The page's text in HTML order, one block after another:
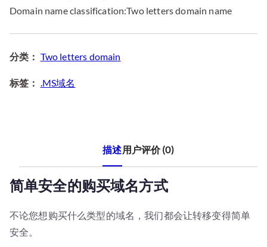
0
.
0
0
0
。
Domain name classification:Two letters domain name
分类： Two letters domain
标签： .MS域名
描述用户评价 (0)
简单安全的购买域名方式
不论您想购买什么类型的域名，我们都会让转移变得简单
安全。